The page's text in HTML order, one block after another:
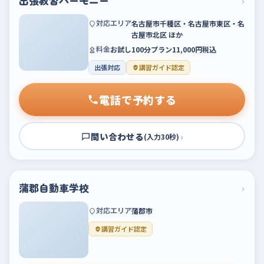
対応エリア名古屋市千種区・名古屋市東区・名
古屋市北区 ほか
料金お試し100分プラン11,000円税込
出張対応 講習ガイド認定
電話で予約する
問い合わせる(入力30秒) ›
蒲郡自動車学校 ›
対応エリア蒲郡市
講習ガイド認定